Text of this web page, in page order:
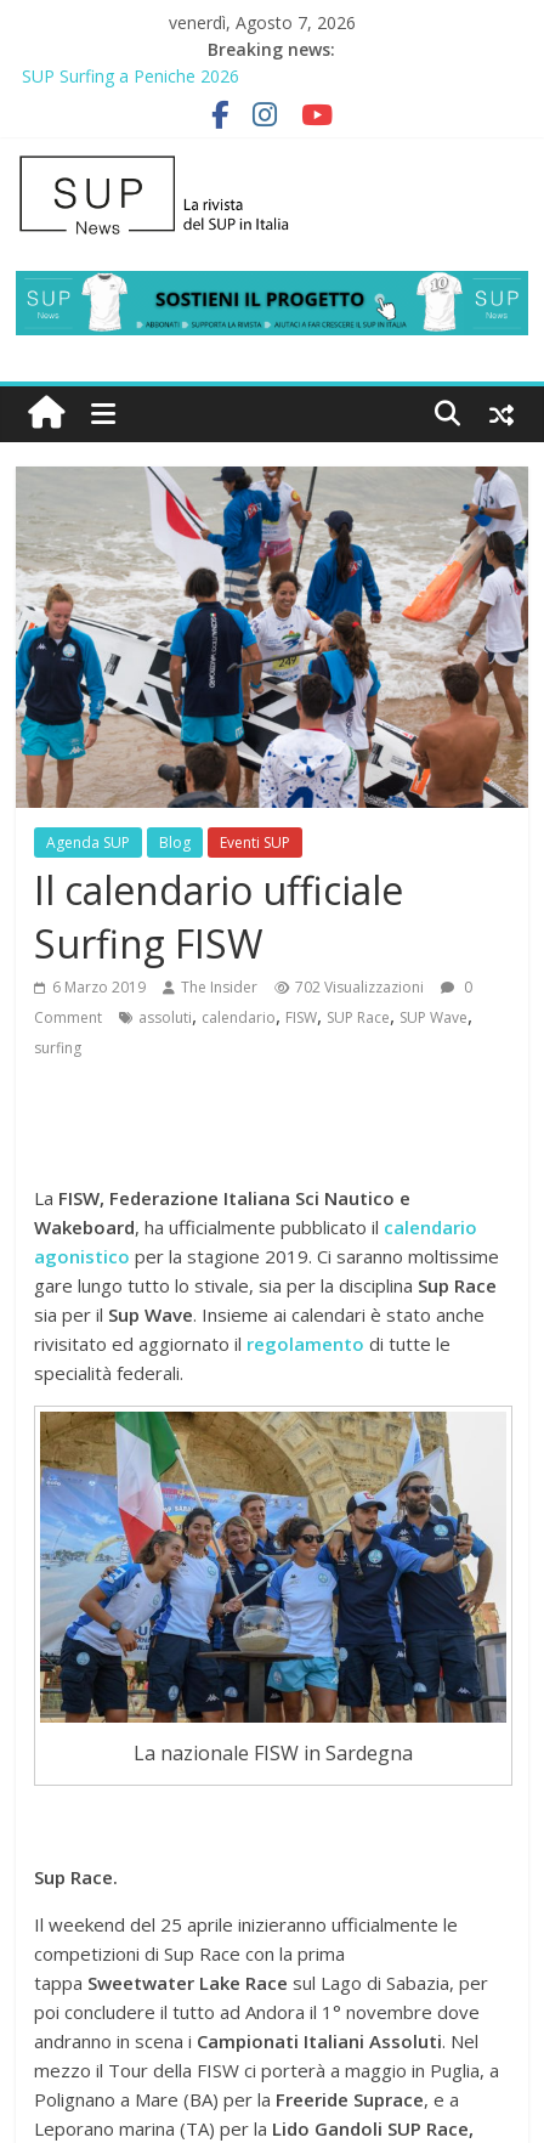
venerdì, Agosto 7, 2026
Breaking news:
SUP Surfing a Peniche 2026
AirSUP a Gallico: prima storica gara per Reggio Calabria
Gallico Paddle Fest 2026: sul lungomare di Gallico torna la festa
del SUP
Porto Selvaggio, a lezione di soccorso con la giornata della
prevenzione
2° Urban Sup Trophy: la regata solidale per lo IOR
Agenda SUP Blog Eventi SUP
Il calendario ufficiale
Surfing FISW
6 Marzo 2019 The Insider 702 Visualizzazioni
0
Comment
assoluti, calendario, FISW, SUP Race, SUP Wave,
surfing
La FISW, Federazione Italiana Sci Nautico e
Wakeboard, ha ufficialmente pubblicato il calendario
agonistico per la stagione 2019. Ci saranno moltissime
gare lungo tutto lo stivale, sia per la disciplina Sup Race
sia per il Sup Wave. Insieme ai calendari è stato anche
rivisitato ed aggiornato il regolamento di tutte le
specialità federali.
La nazionale FISW in Sardegna
Sup Race.
Il weekend del 25 aprile inizieranno ufficialmente le
competizioni di Sup Race con la prima
tappa Sweetwater Lake Race sul Lago di Sabazia, per
poi concludere il tutto ad Andora il 1° novembre dove
andranno in scena i Campionati Italiani Assoluti. Nel
mezzo il Tour della FISW ci porterà a maggio in Puglia, a
Polignano a Mare (BA) per la Freeride Suprace, e a
Leporano marina (TA) per la Lido Gandoli SUP Race,